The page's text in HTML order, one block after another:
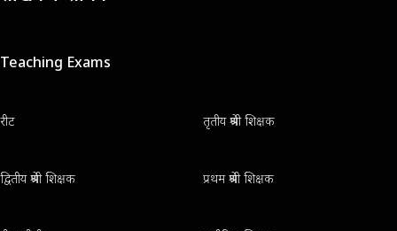
Teaching Exams
रीट तृतीय श्रेणी शिक्षक
द्वितीय श्रेणी शिक्षक प्रथम श्रेणी शिक्षक